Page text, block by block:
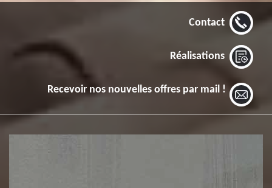
Contact
Réalisations
Recevoir nos nouvelles offres par mail !